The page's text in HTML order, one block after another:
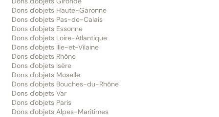
Dons d'objets Haute-Garonne
Dons d'objets Pas-de-Calais
Dons d'objets Essonne
Dons d'objets Loire-Atlantique
Dons d'objets Ille-et-Vilaine
Dons d'objets Rhône
Dons d'objets Isère
Dons d'objets Moselle
Dons d'objets Bouches-du-Rhône
Dons d'objets Var
Dons d'objets Paris
Dons d'objets Alpes-Maritimes